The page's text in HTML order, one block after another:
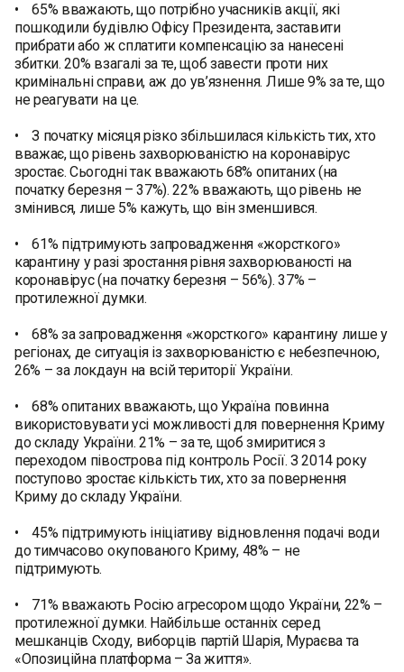
• 65% вважають, що потрібно учасників акції, які
пошкодили будівлю Офісу Президента, заставити
прибрати або ж сплатити компенсацію за нанесені
збитки. 20% взагалі за те, щоб завести проти них
кримінальні справи, аж до ув’язнення. Лише 9% за те, що
не реагувати на це.
• З початку місяця різко збільшилася кількість тих, хто
вважає, що рівень захворюваністю на коронавірус
зростає. Сьогодні так вважають 68% опитаних (на
початку березня – 37%). 22% вважають, що рівень не
змінився, лише 5% кажуть, що він зменшився.
• 61% підтримують запровадження «жорсткого»
карантину у разі зростання рівня захворюваності на
коронавірус (на початку березня – 56%). 37% –
протилежної думки.
• 68% за запровадження «жорсткого» карантину лише у
регіонах, де ситуація із захворюваністю є небезпечною,
26% – за локдаун на всій території України.
• 68% опитаних вважають, що Україна повинна
використовувати усі можливості для повернення Криму
до складу України. 21% – за те, щоб змиритися з
переходом півострова під контроль Росії. З 2014 року
поступово зростає кількість тих, хто за повернення
Криму до складу України.
• 45% підтримують ініціативу відновлення подачі води
до тимчасово окупованого Криму, 48% – не
підтримують.
• 71% вважають Росію агресором щодо України, 22% –
протилежної думки. Найбільше останніх серед
мешканців Сходу, виборців партій Шарія, Мураєва та
«Опозиційна платформа – За життя».